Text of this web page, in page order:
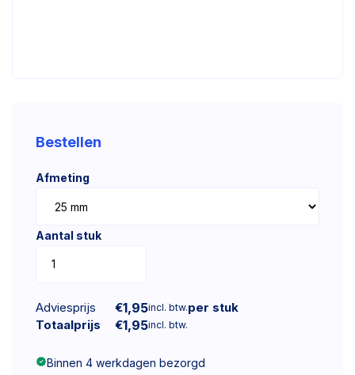
Bestellen
Afmeting
Aantal stuk
Adviesprijs €1,95incl. btw.per stuk
Totaalprijs
€1,95incl. btw.
Binnen 4 werkdagen bezorgd